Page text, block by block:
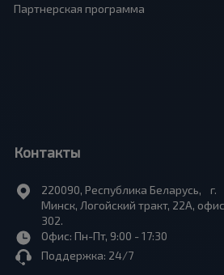
Партнерская программа
Контакты
220090, Республика Беларусь, г.
Минск, Логойский тракт, 22А, офис
302.
Офис: Пн-Пт, 9:00 - 17:30
Поддержка: 24/7